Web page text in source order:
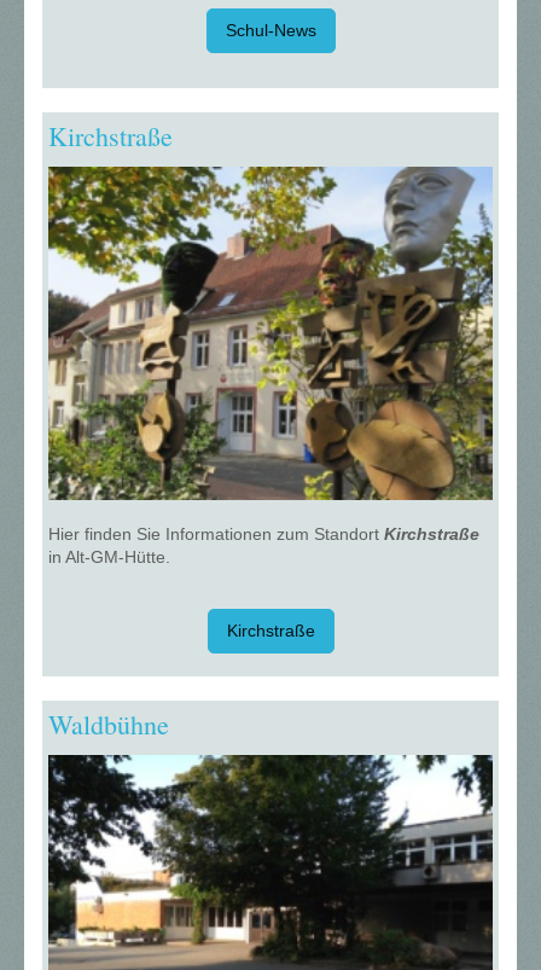
Schul-News
Kirchstraße
Hier finden Sie Informationen zum Standort Kirchstraße
in Alt-GM-Hütte.
Kirchstraße
Waldbühne